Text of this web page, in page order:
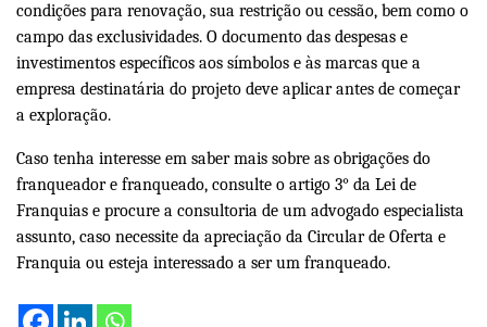
condições para renovação, sua restrição ou cessão, bem como o
campo das exclusividades. O documento das despesas e
investimentos específicos aos símbolos e às marcas que a
empresa destinatária do projeto deve aplicar antes de começar
a exploração.
Caso tenha interesse em saber mais sobre as obrigações do
franqueador e franqueado, consulte o artigo 3° da Lei de
Franquias e procure a consultoria de um advogado especialista
assunto, caso necessite da apreciação da Circular de Oferta e
Franquia ou esteja interessado a ser um franqueado.